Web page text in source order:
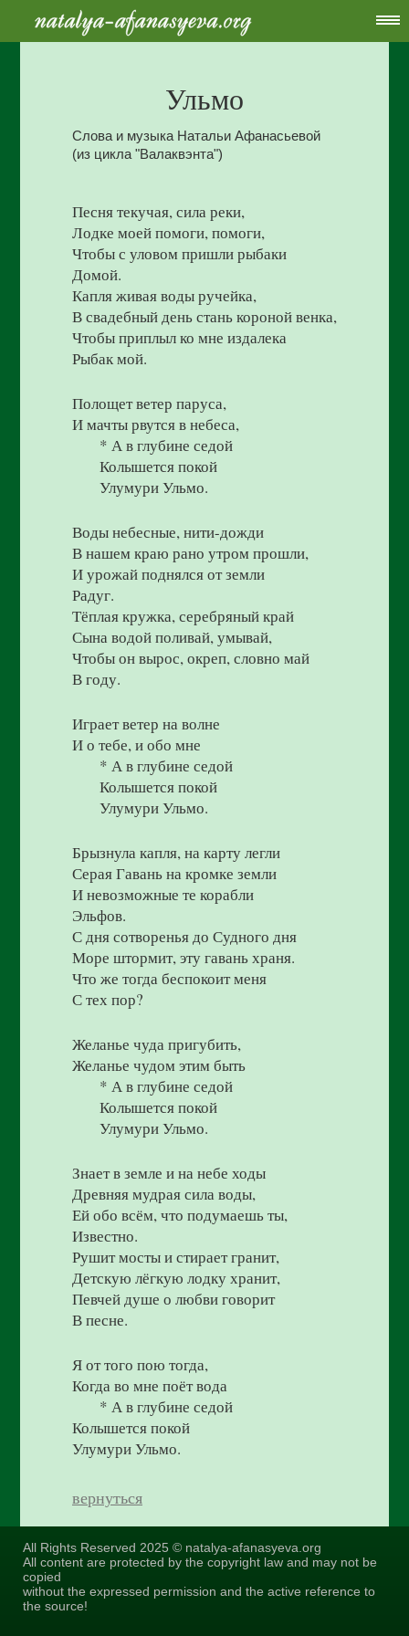
Ульмо
Слова и музыка Натальи Афанасьевой
(из цикла "Валаквэнта")
Песня текучая, сила реки,
Лодке моей помоги, помоги,
Чтобы с уловом пришли рыбаки
Домой.
Капля живая воды ручейка,
В свадебный день стань короной венка,
Чтобы приплыл ко мне издалека
Рыбак мой.
Полощет ветер паруса,
И мачты рвутся в небеса,
* А в глубине седой
Колышется покой
Улумури Ульмо.
Воды небесные, нити-дожди
В нашем краю рано утром прошли,
И урожай поднялся от земли
Радуг.
Тёплая кружка, серебряный край
Сына водой поливай, умывай,
Чтобы он вырос, окреп, словно май
В году.
Играет ветер на волне
И о тебе, и обо мне
* А в глубине седой
Колышется покой
Улумури Ульмо.
Брызнула капля, на карту легли
Серая Гавань на кромке земли
И невозможные те корабли
Эльфов.
С дня сотворенья до Судного дня
Море штормит, эту гавань храня.
Что же тогда беспокоит меня
С тех пор?
Желанье чуда пригубить,
Желанье чудом этим быть
* А в глубине седой
Колышется покой
Улумури Ульмо.
Знает в земле и на небе ходы
Древняя мудрая сила воды,
Ей обо всём, что подумаешь ты,
Известно.
Рушит мосты и стирает гранит,
Детскую лёгкую лодку хранит,
Певчей душе о любви говорит
В песне.
Я от того пою тогда,
Когда во мне поёт вода
* А в глубине седой
Колышется покой
Улумури Ульмо.
вернуться
All Rights Reserved 2025 © natalya-afanasyeva.org
All content are protected by the copyright law and may not be
copied
without the expressed permission and the active reference to
the source!